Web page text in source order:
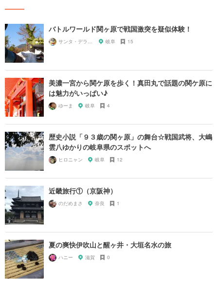
バトルワールド関ヶ原で戦国激突を疑似体験！
岐阜 15
美濃一宮から関ケ原を歩く！真田丸で話題の関ケ原に
は魅力がいっぱい♪
ゆーま 岐阜 4
歴史小説「９３歳の関ヶ原」の舞台☆戦国武将、大嶋
雲八ゆかりの岐阜県のスポットへ
ヒロニャン 岐阜 12
近畿旅行①（京阪神）
のだめまさ 奈良 1
夏の爽快伊吹山と醒ヶ井・大垣名水の旅
ハニー 滋賀 0